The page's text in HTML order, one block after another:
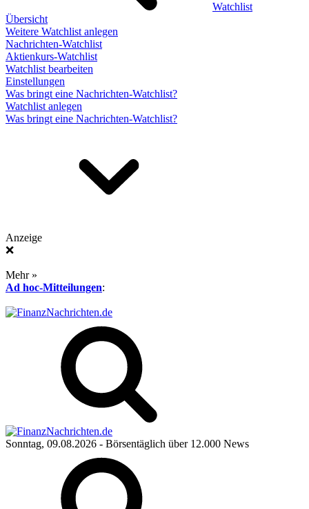
Watchlist
Übersicht
Weitere Watchlist anlegen
Nachrichten-Watchlist
Aktienkurs-Watchlist
Watchlist bearbeiten
Einstellungen
Was bringt eine Nachrichten-Watchlist?
Watchlist anlegen
Was bringt eine Nachrichten-Watchlist?
Anzeige
❌
Mehr »
Ad hoc-Mitteilungen:
Sonntag, 09.08.2026 - Börsentäglich über 12.000 News